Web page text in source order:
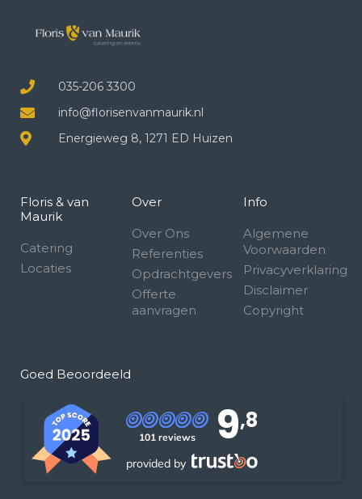
035-206 3300
info@florisenvanmaurik.nl
Energieweg 8, 1271 ED Huizen
Floris & van
Maurik
Catering
Locaties
Over
Over Ons
Referenties
Opdrachtgevers
Offerte
aanvragen
Info
Algemene
Voorwaarden
Privacyverklaring
Disclaimer
Copyright
Goed Beoordeeld
101 reviews 9,8
provided by